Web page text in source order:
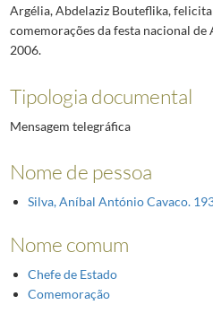
Argélia, Abdelaziz Bouteflika,
comemorações da festa nacional de
2006.
Tipologia documental
Mensagem telegráfica
Nome de pessoa
Silva, Aníbal António Cavaco.
Nome comum
Chefe de Estado
Comemoração